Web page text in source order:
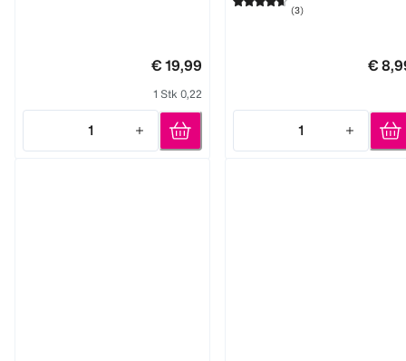
€ 19,99
1 Stk 0,22
1
Quantity: 1
(3)
€
1
Quantity: 1